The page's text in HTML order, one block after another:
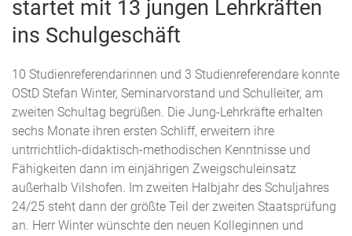
startet mit 13 jungen Lehrkräften
ins Schulgeschäft
10 Studienreferendarinnen und 3 Studienreferendare konnte
OStD Stefan Winter, Seminarvorstand und Schulleiter, am
zweiten Schultag begrüßen. Die Jung-Lehrkräfte erhalten
sechs Monate ihren ersten Schliff, erweitern ihre
untrrichtlich-didaktisch-methodischen Kenntnisse und
Fähigkeiten dann im einjährigen Zweigschuleinsatz
außerhalb Vilshofen. Im zweiten Halbjahr des Schuljahres
24/25 steht dann der größte Teil der zweiten Staatsprüfung
an. Herr Winter wünschte den neuen Kolleginnen und